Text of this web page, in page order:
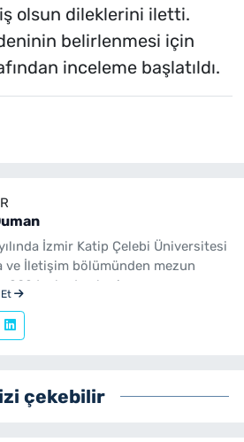
olsun dileklerini iletti.
belirlenmesi için
inceleme başlatıldı.
İzmir Katip Çelebi Üniversitesi
ve İletişim bölümünden mezun
2024 yılından beri
çalışmaktayım.
çekebilir